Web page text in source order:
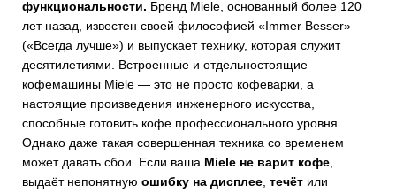
функциональности. Бренд Miele, основанный более 120
лет назад, известен своей философией «Immer Besser»
(«Всегда лучше») и выпускает технику, которая служит
десятилетиями. Встроенные и отдельностоящие
кофемашины Miele — это не просто кофеварки, а
настоящие произведения инженерного искусства,
способные готовить кофе профессионального уровня.
Однако даже такая совершенная техника со временем
может давать сбои. Если ваша Miele не варит кофе
выдаёт непонятную ошибку на дисплее течёт или